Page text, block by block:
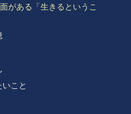
がある「生きるというこ
こと